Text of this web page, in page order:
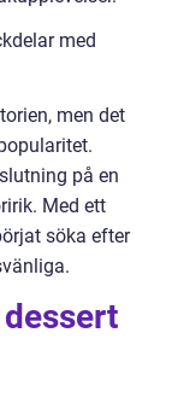
med
men det
på en
Med ett
söka efter